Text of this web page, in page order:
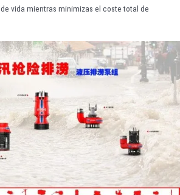
vida mientras minimizas el coste total de